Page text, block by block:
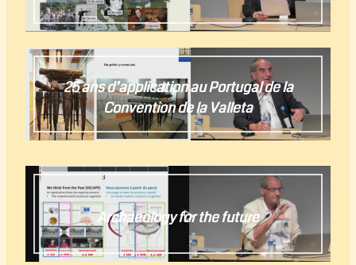
25 ans d’application au Portugal de la
Convention de la Valleta
Archaeology for the future